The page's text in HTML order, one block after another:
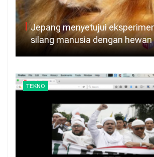
Jepang menyetujui
silang manusia dengan hewan
TEKNO